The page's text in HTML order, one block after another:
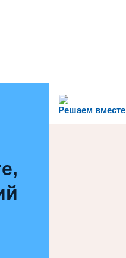
Решаем вместе